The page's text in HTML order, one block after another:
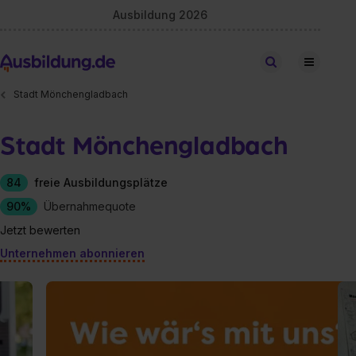
Ausbildung 2026
Stellen finden
Stadt Mönchengladbach
Stadt Mönchengladbach
84
freie Ausbildungsplätze
90%
Übernahmequote
Jetzt bewerten
Unternehmen abonnieren